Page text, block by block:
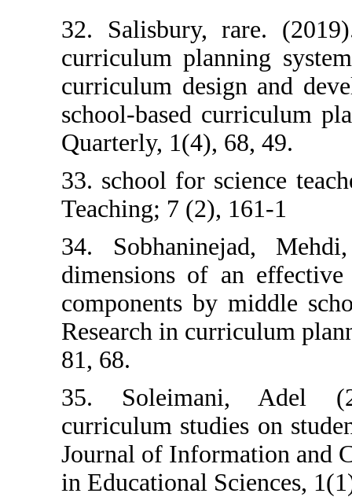
32. Salisbury,
curriculum
curriculum
school-based
Quarterly, 1(4),
33. school for
Teaching; 7 (2),
34.
dimensions of
components
Research in
35.
curriculum
Journal of
in Educational